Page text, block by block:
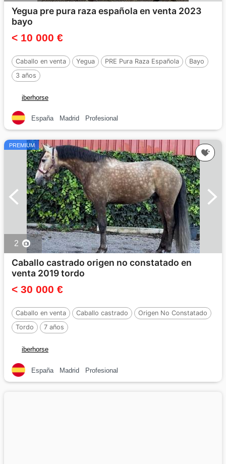
Yegua pre pura raza española en venta 2023
bayo
< 10 000 €
Caballo en venta Yegua PRE Pura Raza Española
Bayo
3 años
iberhorse
España Madrid Profesional
PREMIUM
2
Caballo castrado origen no constatado en
venta 2019 tordo
< 30 000 €
Caballo en venta Caballo castrado
Origen No Constatado
Tordo
7 años
iberhorse
España Madrid Profesional